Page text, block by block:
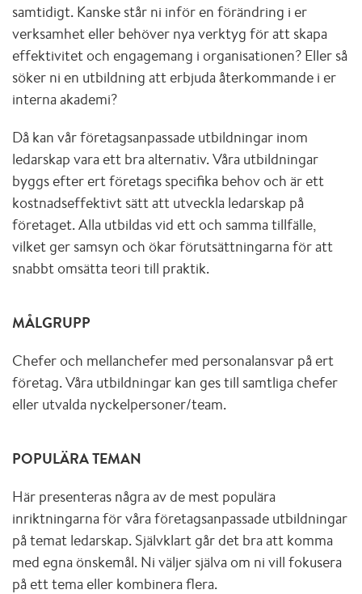
samtidigt. Kanske står ni inför en förändring i er
verksamhet eller behöver nya verktyg för att skapa
effektivitet och engagemang i organisationen? Eller så
söker ni en utbildning att erbjuda återkommande i er
interna akademi?
Då kan vår företagsanpassade utbildningar inom
ledarskap vara ett bra alternativ. Våra utbildningar
byggs efter ert företags specifika behov och är ett
kostnadseffektivt sätt att utveckla ledarskap på
företaget. Alla utbildas vid ett och samma tillfälle,
vilket ger samsyn och ökar förutsättningarna för att
snabbt omsätta teori till praktik.
MÅLGRUPP
Chefer och mellanchefer med personalansvar på ert
företag. Våra utbildningar kan ges till samtliga chefer
eller utvalda nyckelpersoner/team.
POPULÄRA TEMAN
Här presenteras några av de mest populära
inriktningarna för våra företagsanpassade utbildningar
på temat ledarskap. Självklart går det bra att komma
med egna önskemål. Ni väljer själva om ni vill fokusera
på ett tema eller kombinera flera.